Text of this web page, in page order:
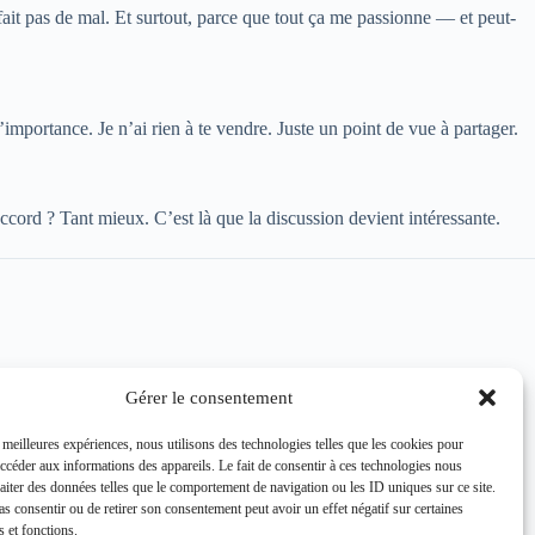
Gérer le consentement
expériences, nous utilisons des technologies telles que les cookies pour
aux informations des appareils. Le fait de consentir à ces technologies nous
des données telles que le comportement de navigation ou les ID uniques sur ce site.
consentir ou de retirer son consentement peut avoir un effet négatif sur certaines
et fonctions.
pas de mal. Et surtout, parce que tout ça me passionne — et peut-
Je n’ai rien à te vendre. Juste un point de vue à partager.
? Tant mieux. C’est là que la discussion devient intéressante.